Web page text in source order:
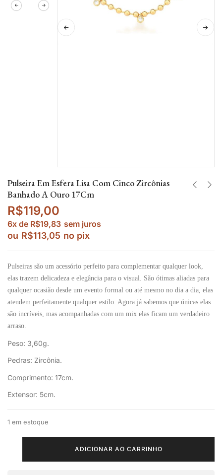
Pulseira Em Esfera Lisa Com Cinco Zircônias
Banhado A Ouro 17Cm
R$119,00
6x de R$19,83 sem juros
ou R$113,05 no pix
Pulseiras são um acessório perfeito para complementar qualquer look,
elas trazem delicadeza e elegância para o visual. São ótimas aliadas para
qualquer ocasião desde um evento formal ou até mesmo no dia a dia, elas
atendem perfeitamente qualquer estilo. Agora já sabemos que únicas elas
são incríveis, mas acompanhadas com um mix elas ficam um verdadeiro
arraso.
Peso: 3,60g.
Pedras: Zircônia.
Comprimento: 17cm.
Extensor: 5cm.
1 em estoque
ADICIONAR AO CARRINHO